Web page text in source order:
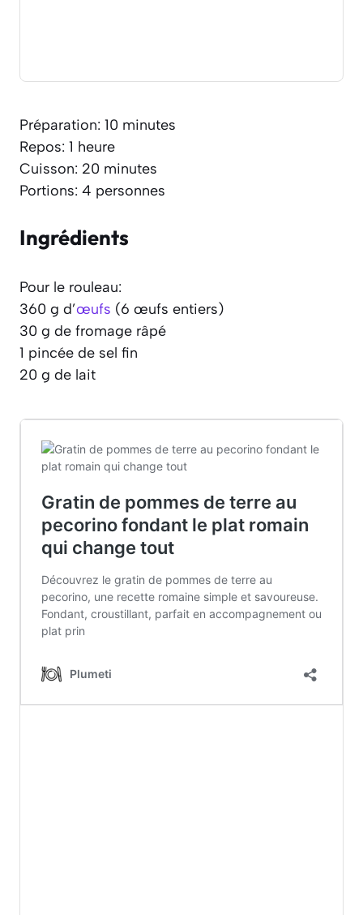
Préparation: 10 minutes
Repos: 1 heure
Cuisson: 20 minutes
Portions: 4 personnes
Ingrédients
Pour le rouleau:
360 g d’œufs (6 œufs entiers)
30 g de fromage râpé
1 pincée de sel fin
20 g de lait